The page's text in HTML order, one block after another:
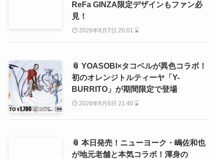
ReFa GINZA限定デザインもファン必
見！
2026年8月7日 20:01 ⌛
📎 YOASOBI×タコベルが異色コラボ！
初のオレンジトルティーヤ「Y-
BURRITO」が期間限定で登場
2026年8月6日 21:40 ⌛
📎 本日発売！ニューヨーク・嶋佐和也
が地元老舗と本気コラボ！渾身の